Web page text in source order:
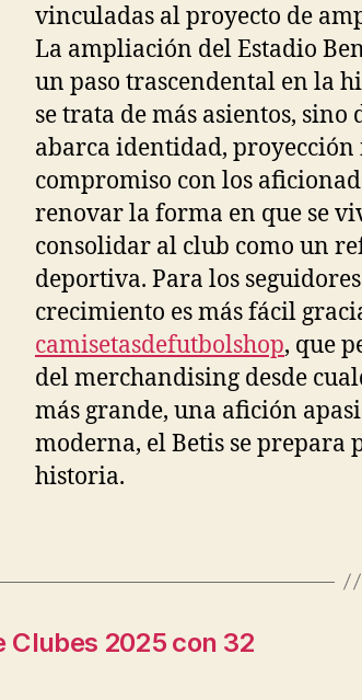
vinculadas al proyecto de
La ampliación del Estadio
un paso trascendental en la
se trata de más asientos,
abarca identidad,
compromiso con los
renovar la forma en que se
consolidar al club como un
deportiva. Para los
crecimiento es más fácil
camisetasdefutbolshop, que
del merchandising desde
más grande, una afición
moderna, el Betis se prepara
historia.
Clubes 2025 con 32